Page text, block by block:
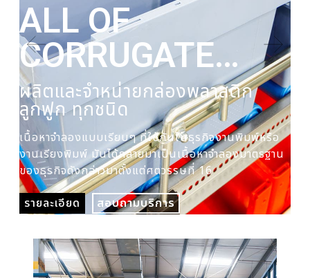
ALL OF
CORRUGATE
PLASTIC BOX
ผลิตและจำหน่ายกล่องพลาสติก
ลูกฟูก ทุกชนิด
เนื้อหาจำลองแบบเรียบๆ ที่ใช้กันในธุรกิจงานพิมพ์หรือ
งานเรียงพิมพ์ มันได้กลายมาเป็นเนื้อหาจำลองมาตรฐาน
ของธุรกิจดังกล่าวมาตั้งแต่ศตวรรษที่ 16
รายละเอียด
สอบถามบริการ